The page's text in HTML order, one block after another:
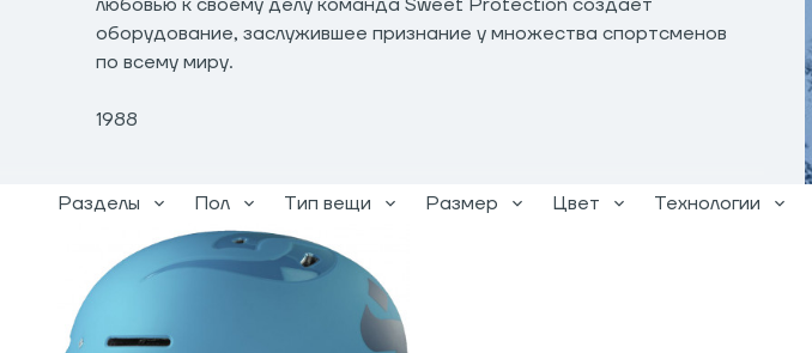
оборудование, заслужившее признание у множества спортсменов
по всему миру.
1988
Разделы Пол Тип вещи Размер Цвет Технологии